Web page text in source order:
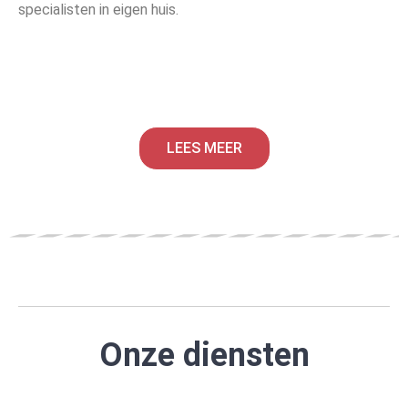
specialisten in eigen huis.
LEES MEER
Onze diensten